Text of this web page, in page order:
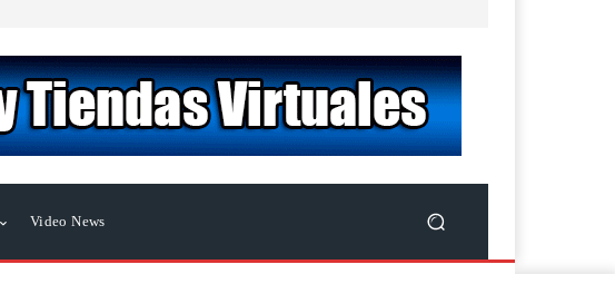
Video News